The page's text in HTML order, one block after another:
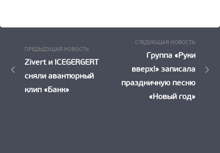
записям
ПРЕДЫДУЩАЯ НОВОСТЬПредыдущая
Новость:
Zivert и ICEGERGERT
сняли авантюрный
клип «Банк»
СЛЕДУЮЩАЯ НОВОСТЬ
Группа «Руки
вверх!» записала
праздничную песню
«Новый год»